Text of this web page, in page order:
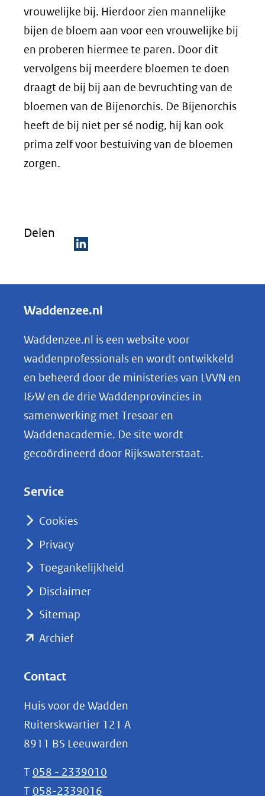
vrouwelijke bij. Hierdoor zien mannelijke
bijen de bloem aan voor een vrouwelijke bij
en proberen hiermee te paren. Door dit
vervolgens bij meerdere bloemen te doen
draagt de bij bij aan de bevruchting van de
bloemen van de Bijenorchis. De Bijenorchis
heeft de bij niet per sé nodig, hij kan ook
prima zelf voor bestuiving van de bloemen
zorgen.
Delen
e
e
n
o
p
k
e
nieuw
naar
Waddenzee.nl
Waddenzee.nl is een website voor
waddenprofessionals en wordt ontwikkeld
en beheerd door de ministeries van LVVN en
I&W en de drie Waddenprovincies in
samenwerking met Tresoar en
Waddenacademie. De site wordt
gecoördineerd door Rijkswaterstaat.
Service
Cookies
Privacy
Toegankelijkheid
Disclaimer
Sitemap
Archief(opent
(verwijst
naar
een
andere
website)
Contact
Huis voor de Wadden
Ruiterskwartier 121 A
8911 BS Leeuwarden
T 058 - 2339010
T 058-2339016